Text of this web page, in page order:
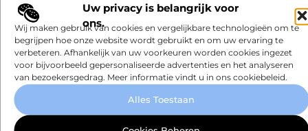
Uw privacy is belangrijk voor
ons.
Wij maken gebruik van cookies en vergelijkbare technologieën om te
begrijpen hoe onze website wordt gebruikt en om uw ervaring te
verbeteren. Afhankelijk van uw voorkeuren worden cookies ingezet
voor bijvoorbeeld gepersonaliseerde advertenties en het analyseren
van bezoekersgedrag. Meer informatie vindt u in ons cookiebeleid.
Alles Toestaan
Dit artikel is samengesteld door het
redactieteam van mundamarketing.nl, dat zich
richt op het zorgvuldig selecteren en
presenteren van betrouwbare informatie.
POPULAR
CATEGORIES
/ Autos
)
(134
berichten